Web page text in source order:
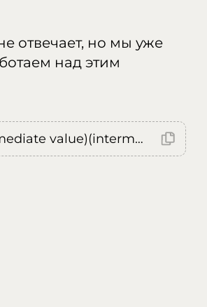
отвечает, но мы уже
над этим
Error: (intermediate value)(intermediate value)(intermediate value).replaceAll is not a function